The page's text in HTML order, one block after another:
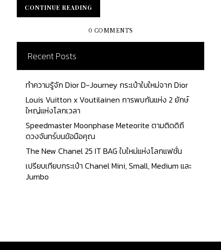
พลังงานไฟฟ้าที่ปราศจากมลพิษหากคุณกำลังมองหา
รถยนต์ไฟฟ้ามาใช้งานสักคัน การเลือกซื้อรถยนต์ไฟฟ้า
ที่มีประสิทธิภาพสูงเป็นตัวเลือกที่ดีและคุ้มค่าคุ้มราคา ใน
ปัจจุบันรถยนต์ไฟฟ้าได้มีหลายโมเดลออกมาให้เลือกซื้อ
เพิ่มขึ้น พร้อมฟังก์ชั่นครบครัน หรูหรา ทันสมัย ล้ำ
อนาคต วันนี้เราได้ เทียบรถยนต์ไฟฟ้ารุ่นท็อป Audi
Porsche และ Tesla มาเป็นข้อมูลในการตัดสินใจเลือก
ซื้อในอนาคต...
CONTINUE READING
CONTINUE READING
0 COMMENTS
Recent Posts
ทำความรู้จัก Dior D-Journey กระเป๋าใบใหม่จาก Dior
Louis Vuitton x Voutilainen การพบกันแห่ง 2 ยักษ์
ใหญ่แห่งโลกเวลา
Speedmaster Moonphase Meteorite ตามติดดิถี
ดวงจันทร์บนข้อมือคุณ
The New Chanel 25 IT BAG ใบใหม่แห่งโลกแฟชั่น
เปรียบเทียบกระเป๋า Chanel Mini, Small, Medium และ
Jumbo